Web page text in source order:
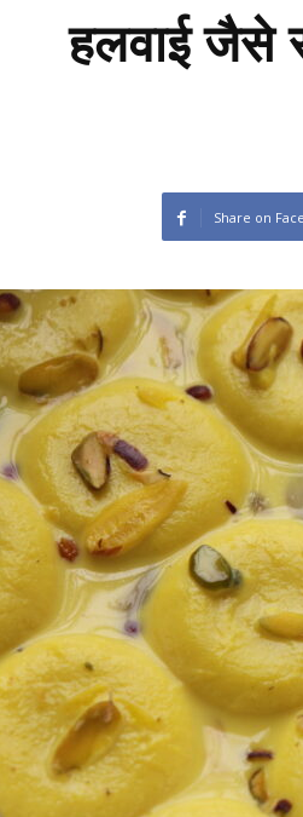
हलवाई जैसे
Share on